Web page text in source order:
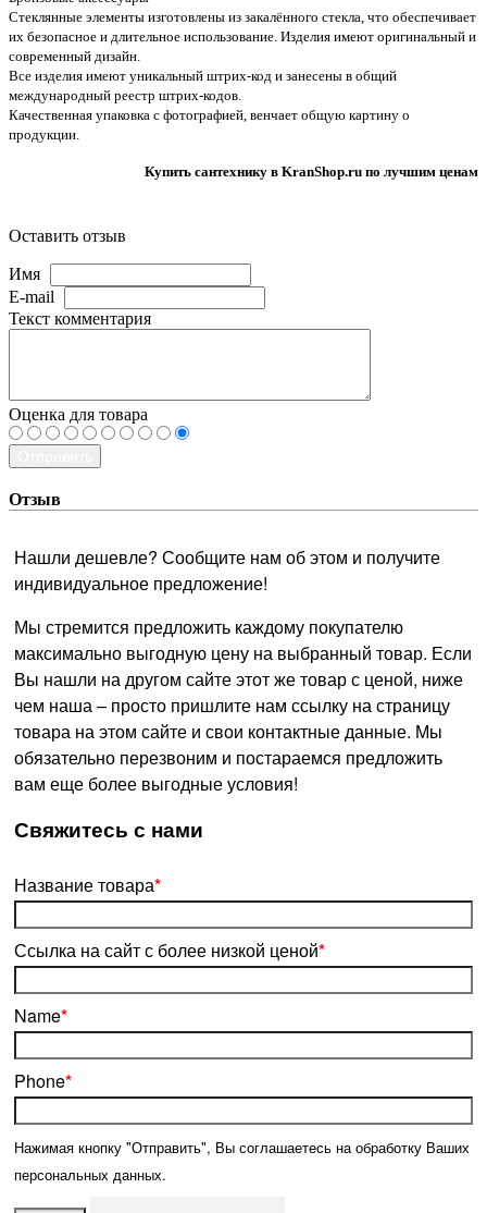
Стеклянные элементы изготовлены из закалённого стекла, что обеспечивает
их безопасное и длительное использование. Изделия имеют оригинальный и
современный дизайн.
Все изделия имеют уникальный штрих-код и занесены в общий
международный реестр штрих-кодов.
Качественная упаковка с фотографией, венчает общую картину о
продукции.
Купить сантехнику в KranShop.ru по лучшим ценам
Оставить отзыв
Имя
E-mail
Текст комментария
Оценка для товара
Отзыв
Нашли дешевле? Сообщите нам об этом и получите
индивидуальное предложение!
Мы стремится предложить каждому покупателю
максимально выгодную цену на выбранный товар. Если
Вы нашли на другом сайте этот же товар с ценой, ниже
чем наша – просто пришлите нам ссылку на страницу
товара на этом сайте и свои контактные данные. Мы
обязательно перезвоним и постараемся предложить
вам еще более выгодные условия!
­Свяжитесь с нами
Название товара*
Ссылка на сайт с более низкой ценой*
Name*
Phone*
Нажимая кнопку "Отправить", Вы соглашаетесь на обработку Ваших
персональных данных.